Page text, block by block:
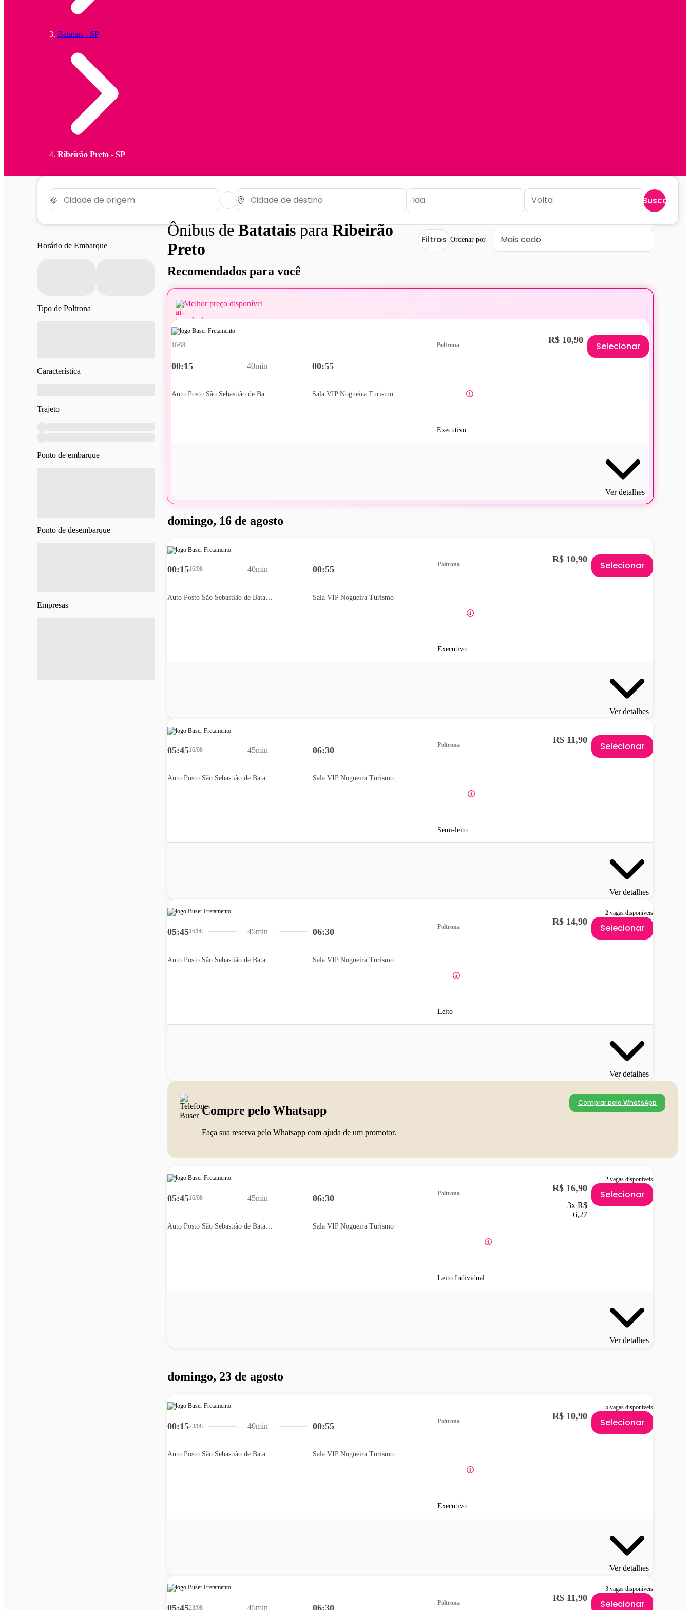
Batatais - SP
Ribeirão Preto - SP
Buscar
Horário de Embarque
Tipo de Poltrona
Característica
Trajeto
Ponto de embarque
Ponto de desembarque
Empresas
Ônibus deBatataisparaRibeirão
Preto
Filtros Ordenar por
Recomendados para você
Melhor preço disponível
00:15
16/08
00:55
Sala VIP Nogueira Turismo
40min
Poltrona
Executivo
R$ 10,90
Selecionar
Ver detalhes
domingo, 16 de agosto
00:1516/08 00:55
Sala VIP Nogueira Turismo
40min
Poltrona
Executivo
R$ 10,90
Selecionar
Ver detalhes
05:4516/08 06:30
Sala VIP Nogueira Turismo
45min
Poltrona
Semi-leito
R$ 11,90
Selecionar
Ver detalhes
2 vagas disponíveis
05:4516/08 06:30
Sala VIP Nogueira Turismo
45min
Poltrona
Leito
R$ 14,90
Selecionar
Ver detalhes
Compre pelo Whatsapp
Faça sua reserva pelo Whatsapp com ajuda de um promotor.
Comprar pelo WhatsApp
2 vagas disponíveis
05:4516/08 06:30
Sala VIP Nogueira Turismo
45min
Poltrona
Leito Individual
R$ 16,90
3x R$
6,27
Selecionar
Ver detalhes
domingo, 23 de agosto
5 vagas disponíveis
00:1523/08
Auto Posto São Sebastião de Batatais
00:55
Sala VIP Nogueira Turismo
40min
Poltrona
Executivo
R$ 10,90
Selecionar
Ver detalhes
3 vagas disponíveis
23/08 45min
Poltrona R$ 11,90
Selecionar